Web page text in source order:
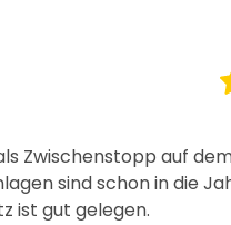
Zwischenstopp auf
sind schon in die
ist gut gelegen.